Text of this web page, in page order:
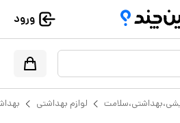
ورود
لوازم بهداشتی